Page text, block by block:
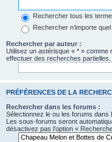
Rechercher tous les
Rechercher n’importe
Rechercher par auteur :
Utilisez un astérisque « * »
effectuer des recherches partielles.
PRÉFÉRENCES DE LA
Rechercher dans les forums :
Sélectionnez le ou les forums
Les sous-forums seront
désactivez pas l’option «